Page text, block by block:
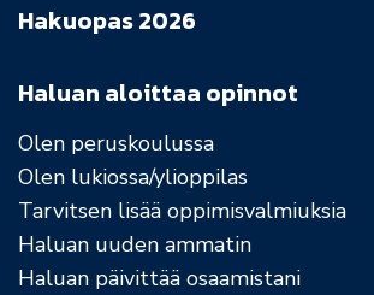
Haluan aloittaa opinnot
Olen peruskoulussa
Olen lukiossa/ylioppilas
Tarvitsen lisää oppimisvalmiuksia
Haluan uuden ammatin
Haluan päivittää osaamistani
Hakuopas 2026